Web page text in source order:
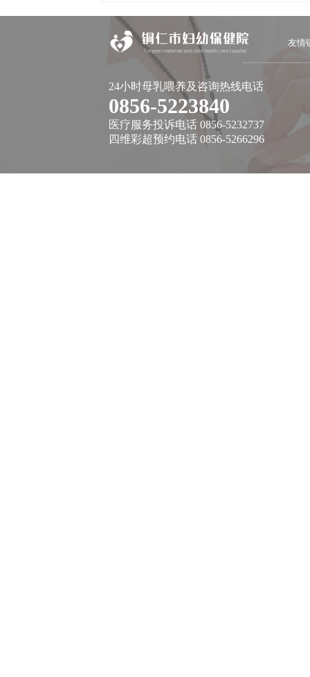
友情
24小时母乳喂养及咨询热线电话
0856-5223840
医疗服务投诉电话 0856-5232737
四维彩超预约电话 0856-5266296